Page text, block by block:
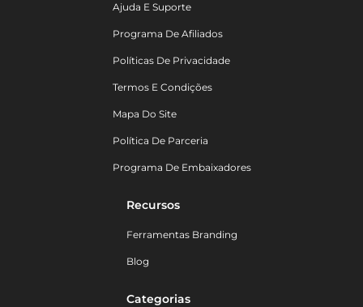
Ajuda E Suporte
Programa De Afiliados
Políticas De Privacidade
Termos E Condições
Mapa Do Site
Política De Parceria
Programa De Embaixadores
Recursos
Ferramentas Branding
Blog
Categorias